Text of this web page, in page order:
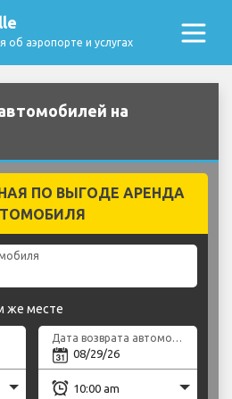
аэропорте и услугах
на
ПО ВЫГОДЕ АРЕНДА
же месте
Дата возврата автомобиля